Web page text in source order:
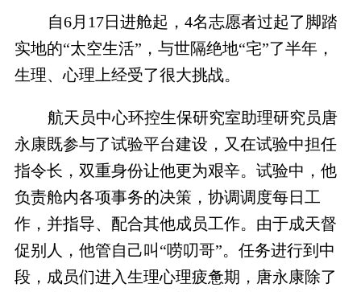
自6月17日进舱起，4名志愿者过起了脚踏
实地的“太空生活”，与世隔绝地“宅”了半年，
生理、心理上经受了很大挑战。
航天员中心环控生保研究室助理研究员唐
永康既参与了试验平台建设，又在试验中担任
指令长，双重身份让他更为艰辛。试验中，他
负责舱内各项事务的决策，协调调度每日工
作，并指导、配合其他成员工作。由于成天督
促别人，他管自己叫“唠叨哥”。任务进行到中
段，成员们进入生理心理疲惫期，唐永康除了